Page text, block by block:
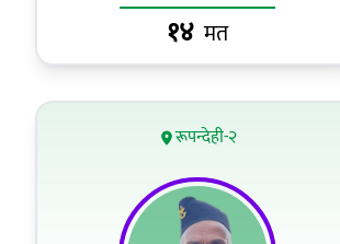
१४ मत
रूपन्देही-२